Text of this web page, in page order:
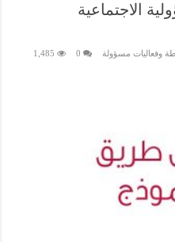
الاجتماعية
وفعاليات مسؤولة 0
1,485